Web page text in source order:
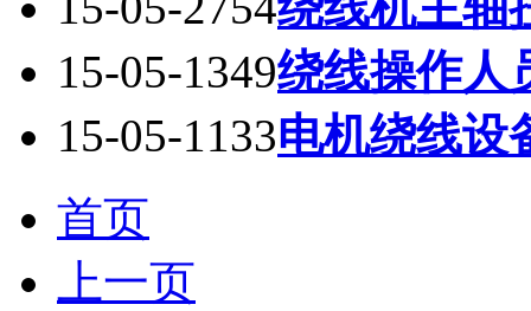
15-05-1349绕线操作人
15-05-1133电机绕线设
首页
上一页